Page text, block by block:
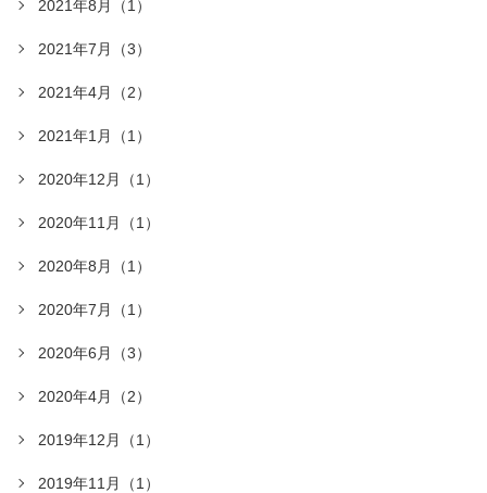
2021年8月（1）
2021年7月（3）
2021年4月（2）
2021年1月（1）
2020年12月（1）
2020年11月（1）
2020年8月（1）
2020年7月（1）
2020年6月（3）
2020年4月（2）
2019年12月（1）
2019年11月（1）